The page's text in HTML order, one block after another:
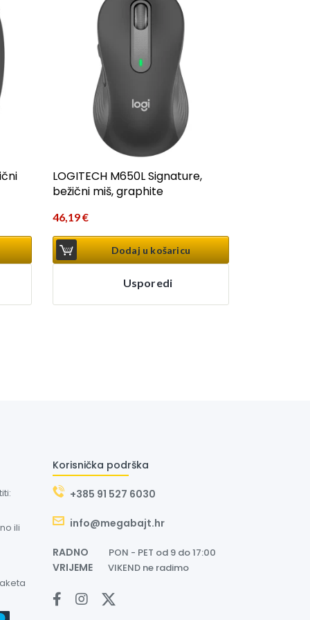
LOGITECH M650L Signature,
bežični miš, graphite
46,19€
Dodaj u košaricu
Usporedi
ili
Korisnička podrška
+385 91 527 6030
info@megabajt.hr
RADNO PON - PET od 9 do 17:00
VRIJEME VIKEND ne radimo